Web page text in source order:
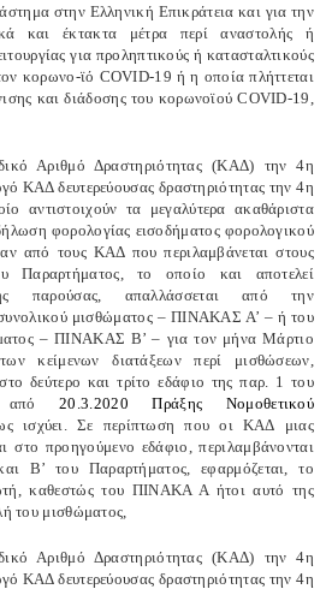
στην Ελληνική Επικράτεια και για την
και έκτακτα μέτρα περί αναστολής ή
για προληπτικούς ή κατασταλτικούς
κορωνο-ϊό COVID-19 ή η οποία πλήττεται
και διάδοσης του κορωνοϊού COVID-19,
Αριθμό Δραστηριότητας (ΚΑΔ) την 4η
ΚΑΔ δευτερεύουσας δραστηριότητας την 4η
αντιστοιχούν τα μεγαλύτερα ακαθάριστα
φορολογίας εισοδήματος φορολογικού
από τους ΚΑΔ που περιλαμβάνεται στους
το οποίο και αποτελεί
παρούσας, απαλλάσσεται από την
μισθώματος – ΠΙΝΑΚΑΣ Α’ – ή του
– ΠΙΝΑΚΑΣ Β’ – για τον μήνα Μάρτιο
κείμενων διατάξεων περί μισθώσεων,
δεύτερο και τρίτο εδάφιο της παρ. 1 του
από20.3.2020 Πράξης Νομοθετικού
ισχύει. Σε περίπτωση που οι ΚΑΔ μιας
στο προηγούμενο εδάφιο, περιλαμβάνονται
Β’ του Παραρτήματος, εφαρμόζεται, το
καθεστώς του ΠΙΝΑΚΑ Α ήτοι αυτό της
του μισθώματος,
Αριθμό Δραστηριότητας (ΚΑΔ) την 4η
ΚΑΔ δευτερεύουσας δραστηριότητας την 4η